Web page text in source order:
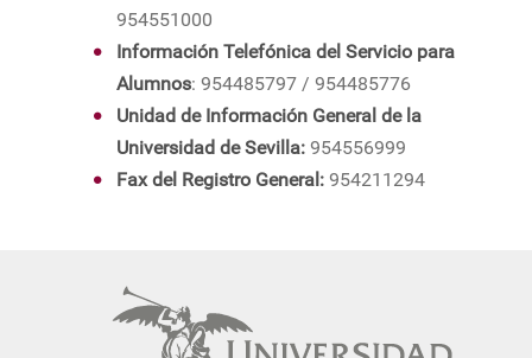
954551000
Información Telefónica del Servicio para
Alumnos: 954485797 / 954485776
Unidad de Información General de la
Universidad de Sevilla: 954556999
Fax del Registro General:954211294